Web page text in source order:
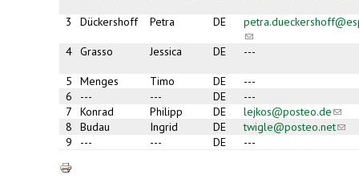
3 Dückershoff Petra DE
(link sends
e-mail)
4 Grasso Jessica DE ---
5 Menges Timo DE
---
6
--- --- DE
---
7
Konrad Philipp DE lejkos@posteo.de(link
sends
8 Budau Ingrid DE twigle@posteo.net(link
9 --- --- DE ---